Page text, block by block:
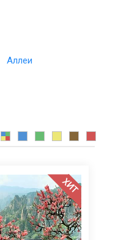
Аллеи
ХИТ